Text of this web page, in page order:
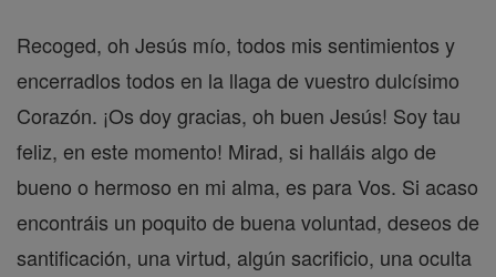
Recoged, oh Jesús mío, todos mis sentimientos y
encerradlos todos en la llaga de vuestro dulcísimo
Corazón. ¡Os doy gracias, oh buen Jesús! Soy tau
feliz, en este momento! Mirad, si halláis algo de
bueno o hermoso en mi alma, es para Vos. Si acaso
encontráis un poquito de buena voluntad, deseos de
santificación, una virtud, algún sacrificio, una oculta